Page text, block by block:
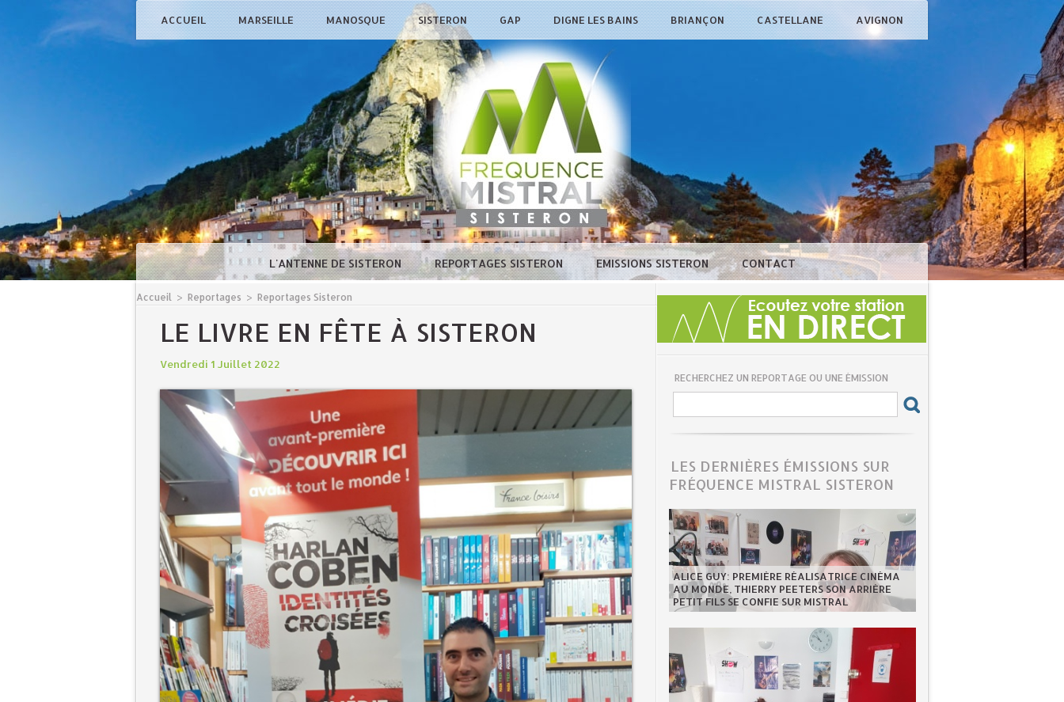
ACCUEIL MARSEILLE MANOSQUE SISTERON GAP DIGNE LES BAINS BRIANÇON CASTELLANE AVIGNON
L'ANTENNE DE SISTERON REPORTAGES SISTERON EMISSIONS SISTERON CONTACT
Accueil > Reportages > Reportages Sisteron
LE LIVRE EN FÊTE À SISTERON
Vendredi 1 Juillet 2022
RECHERCHEZ UN REPORTAGE OU UNE ÉMISSION
LES DERNIÈRES ÉMISSIONS SUR
FRÉQUENCE MISTRAL SISTERON
ALICE GUY: PREMIÈRE RÉALISATRICE CINÉMA
AU MONDE, THIERRY PEETERS SON ARRIÈRE
PETIT FILS SE CONFIE SUR MISTRAL